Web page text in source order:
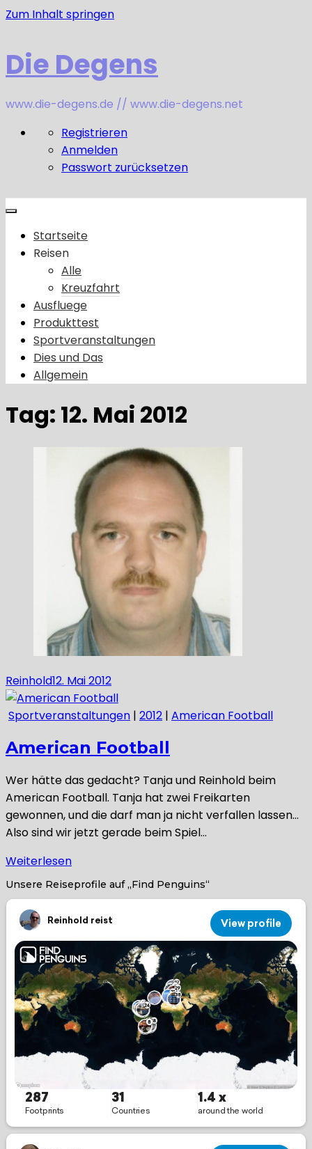
Zum Inhalt springen
Die Degens
www.die-degens.de // www.die-degens.net
Registrieren
Anmelden
Passwort zurücksetzen
Startseite
Reisen
Alle
Kreuzfahrt
Ausfluege
Produkttest
Sportveranstaltungen
Dies und Das
Allgemein
Tag: 12. Mai 2012
Reinhold12. Mai 2012
Sportveranstaltungen | 2012 | American Football
American Football
Wer hätte das gedacht? Tanja und Reinhold beim
American Football. Tanja hat zwei Freikarten
gewonnen, und die darf man ja nicht verfallen lassen…
Also sind wir jetzt gerade beim Spiel…
Weiterlesen
Unsere Reiseprofile auf „Find Penguins“